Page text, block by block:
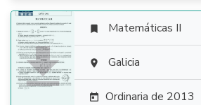

 Matemáticas II
 Galicia
 Ordinaria de 2013